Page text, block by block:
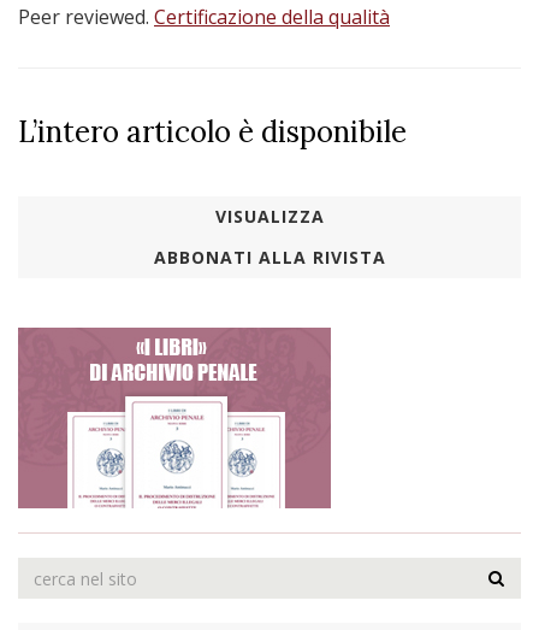
Peer reviewed. Certificazione della qualità
L’intero articolo è disponibile
VISUALIZZA
ABBONATI ALLA RIVISTA